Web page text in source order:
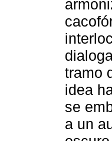
tramo
idea
se
a un